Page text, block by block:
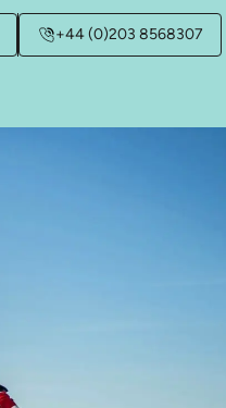
+44 (0)203 8568307